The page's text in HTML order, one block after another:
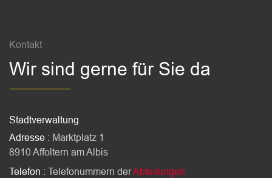
Kontakt
Wir sind gerne für Sie da
Stadtverwaltung
Adresse : Marktplatz 1
8910 Affoltern am Albis
Telefon : Telefonummern derAbteilungen